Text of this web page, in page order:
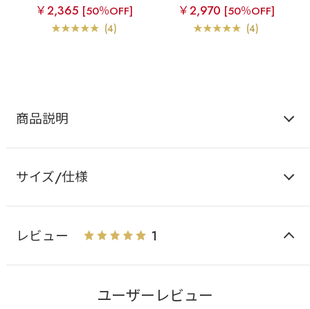
スブラ
シアーチェック
ハーフカップ 超盛ブラ
(R) 単品ブラジャー
￥2,365 [50％OFF]
(4)
レスブラ
シアーチェッ
ク ハーフカップ 超盛ブ
ラ(R) ブラジャー&ショー
ツ
￥2,970 [50％OFF]
(4)
商品説明
サイズ/仕様
レビュー 1
ユーザーレビュー